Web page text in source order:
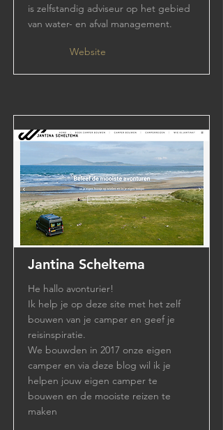
is zelfstandig adviseur op het gebied
van water- en afval management.
Website
Jantina Scheltema
He hallo avonturier!
Ik help je op deze site met het zelf
bouwen van je camper en geef je
reisinspiratie.
We bouwden in 2017 onze eigen
camper en via deze blog wil ik je
helpen jouw eigen camper te
bouwen en de mooiste reizen te
maken